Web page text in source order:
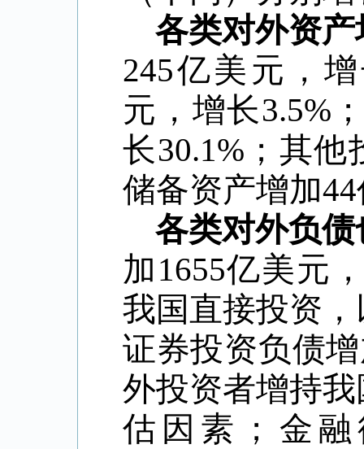
各类对外资
245亿美元，
元，增长3.5%
长30.1%；其
储备资产增加
各类对外负
加1655亿美元
我国直接投资
证券投资负债
外投资者增持
估因素；金